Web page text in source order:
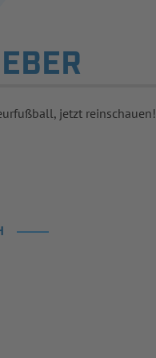
jetzt reinschauen!